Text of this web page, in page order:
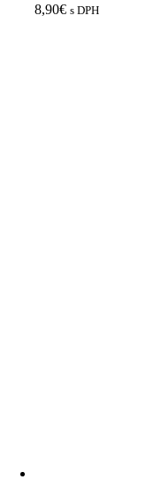
8,90€ s DPH